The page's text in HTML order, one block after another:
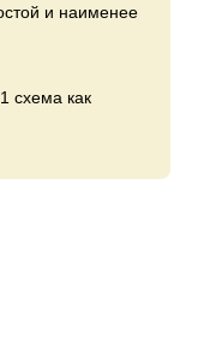
и наименее
схема как